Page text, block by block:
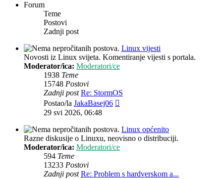
Forum
Teme
Postovi
Zadnji post
Linux vijesti
Novosti iz Linux svijeta. Komentiranje vijesti s portala.
Moderator/ica: Moderatori/ce
1938 Teme
15748 Postovi
Zadnji post Re: StormOS
Postao/la JakaBasej06
29 svi 2026, 06:48
Linux općenito
Razne diskusije o Linuxu, neovisno o distribuciji.
Moderator/ica: Moderatori/ce
594 Teme
13233 Postovi
Zadnji post Re: Problem s hardverskom a...